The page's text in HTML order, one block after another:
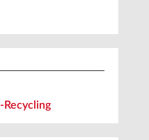
Recycling